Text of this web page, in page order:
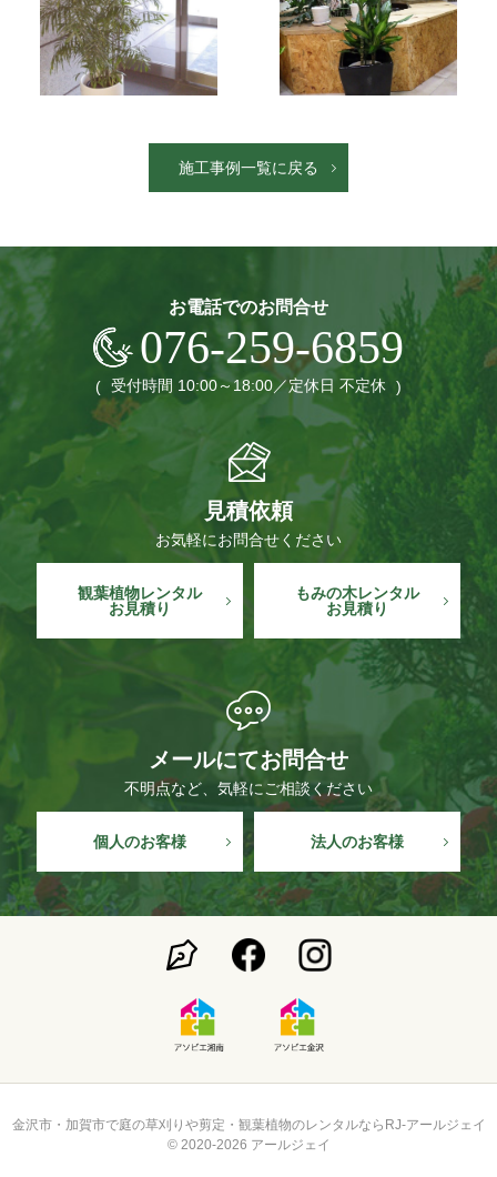
施工事例一覧に戻る
お電話でのお問合せ
076-259-6859
受付時間 10:00～18:00 定休日 不定休
見積依頼
お気軽にお問合せください
観葉植物レンタル
お見積り
もみの木レンタル
お見積り
メールにてお問合せ
不明点など、 気軽にご相談ください
個人のお客様 法人のお客様
© 2020-2026 アールジェイ
金沢市・加賀市で庭の草刈りや剪定・観葉植物のレンタルならRJ-アールジェイ